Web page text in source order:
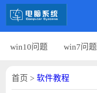
win10问题 win7问题
首页 > 软件教程